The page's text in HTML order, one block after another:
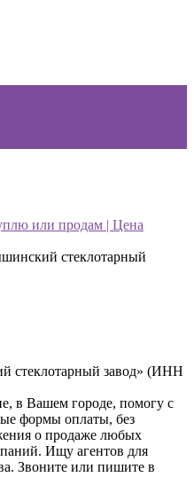
или продам | Цена
стеклотарный
стеклотарный завод» (ИНН
в Вашем городе, помогу с
формы оплаты, без
о продаже любых
Ищу агентов для
Звоните или пишите в